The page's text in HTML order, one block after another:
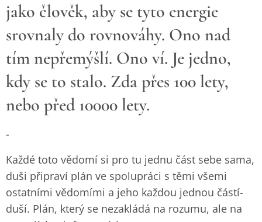
jako člověk, aby se tyto energie
srovnaly do rovnováhy. Ono nad
tím nepřemýšlí. Ono ví. Je jedno,
kdy se to stalo. Zda přes 100 lety,
nebo před 10000 lety.
-
Každé toto vědomí si pro tu jednu část sebe sama,
duši připraví plán ve spolupráci s těmi všemi
ostatními vědomími a jeho každou jednou částí-
duší. Plán, který se nezakládá na rozumu, ale na